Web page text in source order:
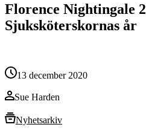
Florence Nightingale
Sjuksköterskornas år
13 december 2020
Sue Harden
Nyhetsarkiv